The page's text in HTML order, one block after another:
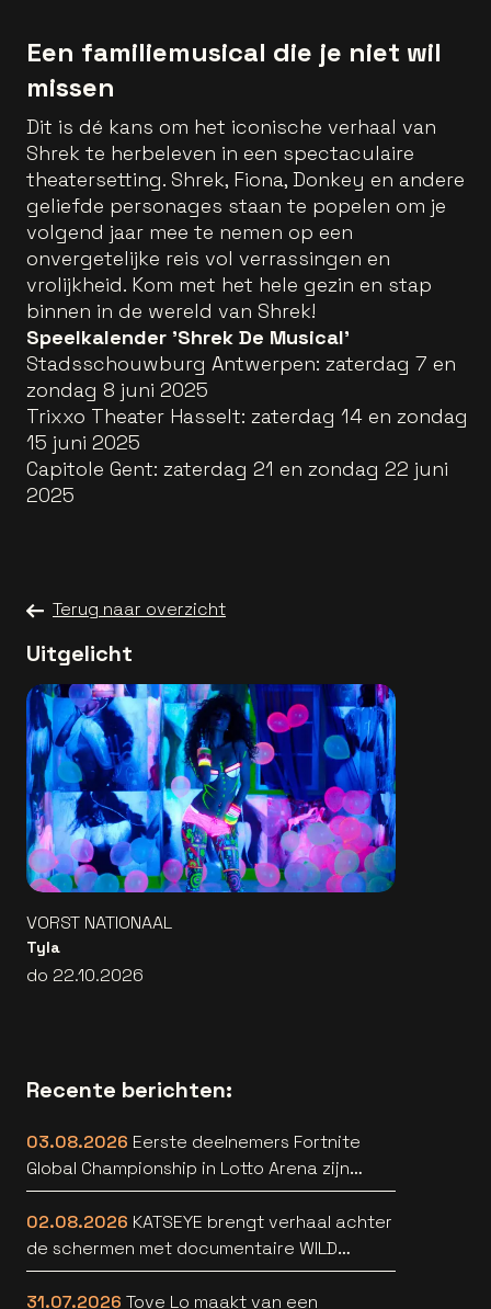
Een familiemusical die je niet wil
missen
Dit is dé kans om het iconische verhaal van
Shrek te herbeleven in een spectaculaire
theatersetting. Shrek, Fiona, Donkey en andere
geliefde personages staan te popelen om je
volgend jaar mee te nemen op een
onvergetelijke reis vol verrassingen en
vrolijkheid. Kom met het hele gezin en stap
binnen in de wereld van Shrek!
Speelkalender 'Shrek De Musical'
Stadsschouwburg Antwerpen: zaterdag 7 en
zondag 8 juni 2025
Trixxo Theater Hasselt: zaterdag 14 en zondag
15 juni 2025
Capitole Gent: zaterdag 21 en zondag 22 juni
2025
Terug naar overzicht
Uitgelicht
VORST NATIONAAL
Tyla
do 22.10.2026
Recente berichten:
03.08.2026 Eerste deelnemers Fortnite
Global Championship in Lotto Arena zijn
bekend
02.08.2026 KATSEYE brengt verhaal achter
de schermen met documentaire WILD
HEARTS [trailer]
31.07.2026 Tove Lo maakt van een